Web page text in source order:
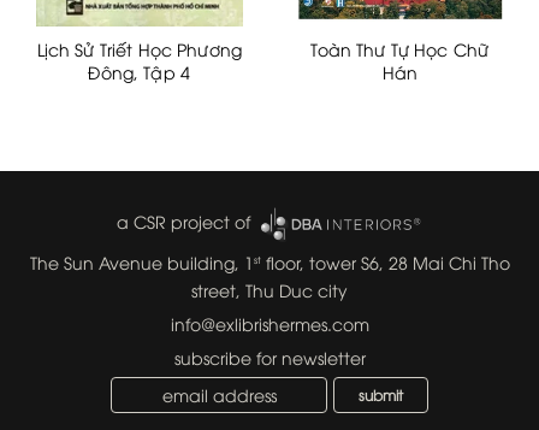
Lịch Sử Triết Học Phương
Đông, Tập 4
Toàn Thư Tự Học Chữ
Hán
a CSR project of
The Sun Avenue building, 1 stfloor, tower S6, 28 Mai Chi Tho
street, Thu Duc city
info@exlibrishermes.com
subscribe for newsletter
submit